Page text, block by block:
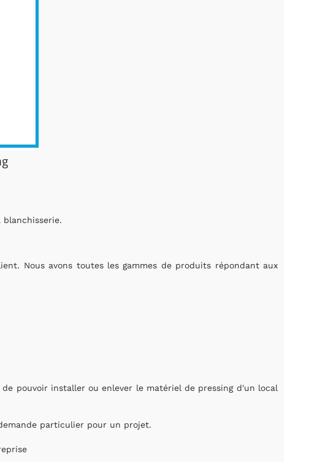
Nous avons toutes les gammes de produits répondant aux
pouvoir installer ou enlever le matériel de pressing d'un local
particulier pour un projet.